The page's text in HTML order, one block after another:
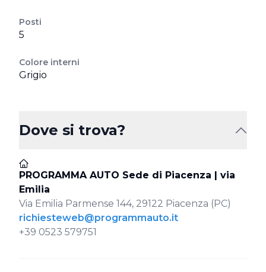
Posti
5
Colore interni
Grigio
Dove si trova?
PROGRAMMA AUTO Sede di Piacenza | via
Emilia
Via Emilia Parmense 144, 29122 Piacenza (PC)
richiesteweb@programmauto.it
+39 0523 579751